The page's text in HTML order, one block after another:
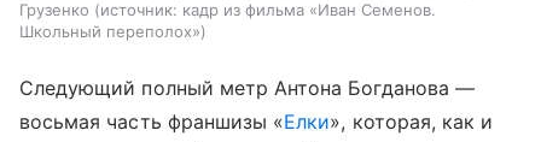
Грузенко
источник: кадр из фильма «Иван Семенов.
Школьный переполох»
Следующий полный метр Антона Богданова —
восьмая часть франшизы «Елки», которая, как и